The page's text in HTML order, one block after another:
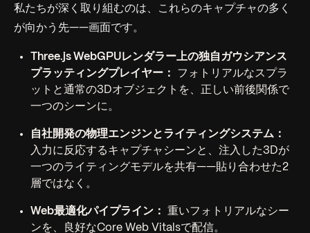
私たちが深く取り組むのは、これらのキャプチャの多く
が向かう先——画面です。
Three.js WebGPUレンダラー上の独自ガウシアンス
プラッティングプレイヤー：
フォトリアルなスプラ
ットと通常の3Dオブジェクトを、正しい前後関係で
一つのシーンに。
自社開発の物理エンジンとライティングシステム：
入力に反応するキャプチャシーンと、注入した3Dが
一つのライティングモデルを共有——貼り合わせた2
層ではなく。
Web最適化パイプライン：
重いフォトリアルなシー
ンを、良好なCore Web Vitalsで配信。